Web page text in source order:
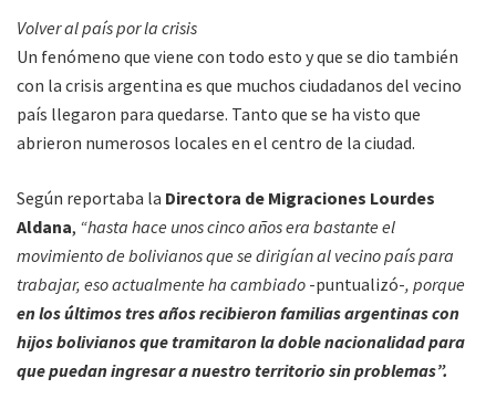
Volver al país por la crisis
Un fenómeno que viene con todo esto y que se dio también
con la crisis argentina es que muchos ciudadanos del vecino
país llegaron para quedarse. Tanto que se ha visto que
abrieron numerosos locales en el centro de la ciudad.
Según reportaba la Directora de Migraciones Lourdes
Aldana, “hasta hace unos cinco años era bastante el
movimiento de bolivianos que se dirigían al vecino país para
trabajar, eso actualmente ha cambiado -puntualizó-, porque
en los últimos tres años recibieron familias argentinas con
hijos bolivianos que tramitaron la doble nacionalidad para
que puedan ingresar a nuestro territorio sin problemas”.